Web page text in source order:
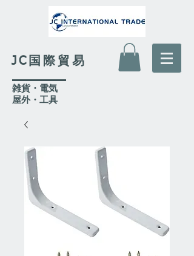
JC国際貿易
​雑貨・電気
​屋外・工具